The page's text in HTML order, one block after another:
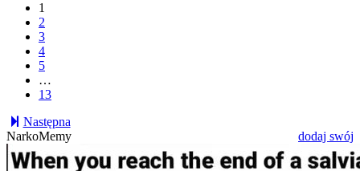
1
2
3
4
5
…
13
Następna
NarkoMemy
dodaj swój